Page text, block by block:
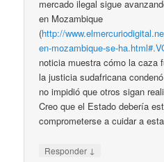
mercado ilegal sigue
en Mozambique
(http://
en-mozambique-se-
noticia muestra cómo la caza
la justicia sudafricana
no impidió que otros sigan
Creo que el Estado debería
comprometerse a cuidar a
Responder ↓